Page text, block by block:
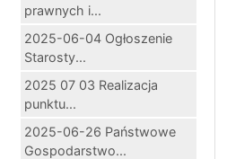
prawnych i...
2025-06-04 Ogłoszenie
Starosty...
2025 07 03 Realizacja
punktu...
2025-06-26 Państwowe
Gospodarstwo...